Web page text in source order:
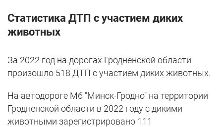
Статистика ДТП с участием диких
животных
За 2022 год на дорогах Гродненской области
произошло 518 ДТП с участием диких животных.
На автодороге М6 "Минск-Гродно" на территории
Гродненской области в 2022 году с дикими
животными зарегистрировано 111